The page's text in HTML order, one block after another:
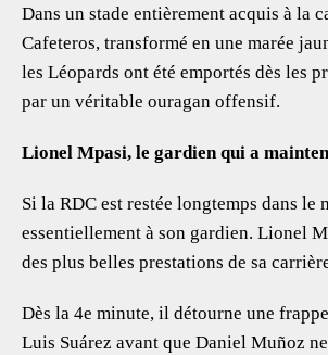
Dans un stade entièrement acquis à la
Cafeteros, transformé en une marée
les Léopards ont été emportés dès les
par un véritable ouragan offensif.
Lionel Mpasi, le gardien qui a
Si la RDC est restée longtemps dans le
essentiellement à son gardien. Lionel
des plus belles prestations de sa
Dès la 4e minute, il détourne une
Luis Suárez avant que Daniel Muñoz